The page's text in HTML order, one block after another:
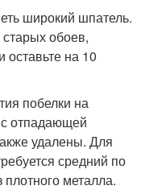
широкий шпатель.
обоев,
оставьте на 10
побелки на
отпадающей
удалены. Для
средний по
металла.